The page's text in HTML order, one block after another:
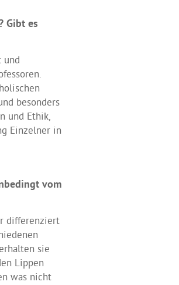
Gibt es
und
besonders
und Ethik,
Einzelner in
vom
differenziert
sie
Lippen
was nicht